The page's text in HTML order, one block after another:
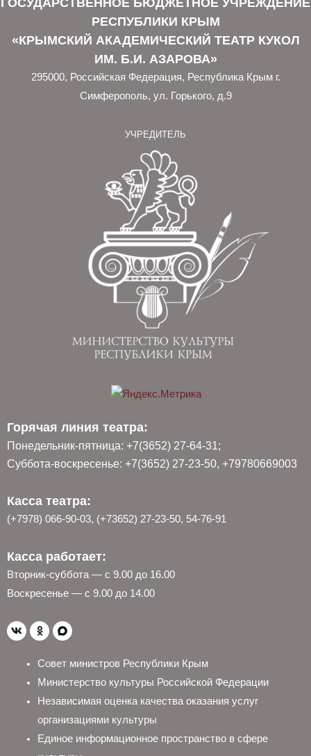
РЕСПУБЛИКИ КРЫМ
«КРЫМСКИЙ АКАДЕМИЧЕСКИЙ ТЕАТР КУКОЛ
ИМ. Б.И. АЗАРОВА»
295000, Российская Федерация, Республика Крым г.
Симферополь, ул. Горького, д.9
УЧРЕДИТЕЛЬ
Горячая линия театра:
Понедельник-пятница: +7(3652) 27-64-31;
Суббота-воскресенье: +7(3652) 27-23-50, +79780669003
Касса театра:
(+7978) 066-90-03, (+73652) 27-23-50, 54-76-91
Касса работает:
Вторник-суббота — с 9.00 до 16.00
Воскресенье — с 9.00 до 14.00
Совет министров Республики Крым
Министерство культуры Российской Федерации
Независимая оценка качества оказания услуг
организациями культуры
Единое информационное пространство в сфере